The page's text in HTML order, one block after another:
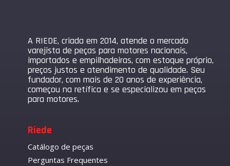
A RIEDE, criada em 2014, atende o mercado
varejista de peças para motores nacionais,
importados e empilhadeiras, com estoque próprio,
preços justos e atendimento de qualidade. Seu
fundador, com mais de 20 anos de experiência,
começou na retífica e se especializou em peças
para motores.
Riede
Catálogo de peças
Perguntas Frequentes